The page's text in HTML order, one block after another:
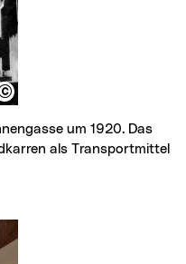
als Transportmittel